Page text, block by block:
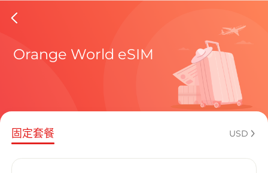
Burkina
包含目前
Orange World eSIM
固定套餐 USD